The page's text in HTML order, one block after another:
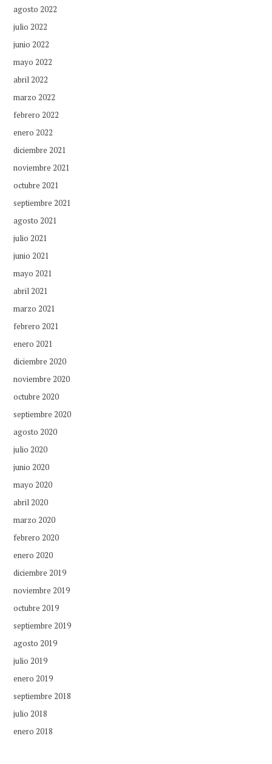
agosto 2022
julio 2022
junio 2022
mayo 2022
abril 2022
marzo 2022
febrero 2022
enero 2022
diciembre 2021
noviembre 2021
octubre 2021
septiembre 2021
agosto 2021
julio 2021
junio 2021
mayo 2021
abril 2021
marzo 2021
febrero 2021
enero 2021
diciembre 2020
noviembre 2020
octubre 2020
septiembre 2020
agosto 2020
julio 2020
junio 2020
mayo 2020
abril 2020
marzo 2020
febrero 2020
enero 2020
diciembre 2019
noviembre 2019
octubre 2019
septiembre 2019
agosto 2019
julio 2019
enero 2019
septiembre 2018
julio 2018
enero 2018